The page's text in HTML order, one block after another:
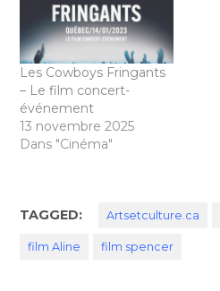
Les Cowboys Fringants
– Le film concert-
événement
13 novembre 2025
Dans "Cinéma"
TAGGED: Artsetculture.ca
film Aline film spencer